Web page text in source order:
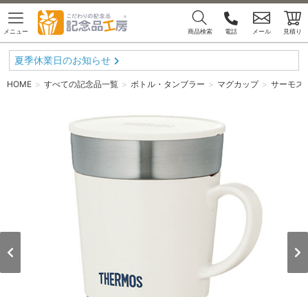
メニュー 商品検索 電話 メール 見積り
夏季休業日のお知らせ
HOME すべての記念品一覧 ボトル・タンブラー マグカップ サーモス